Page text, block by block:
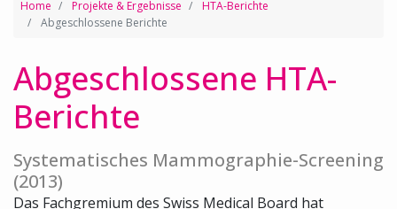
Home Projekte & Ergebnisse
HTA-Berichte
Abgeschlossene Berichte
Abgeschlossene HTA-
Berichte
Systematisches Mammographie-Screening
(2013)
Das Fachgremium des Swiss Medical Board hat